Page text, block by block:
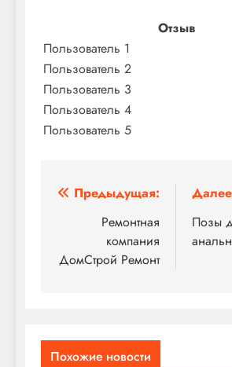
Отзыв
Пользователь 1
Пользователь 2
Пользователь 3
Пользователь 4
Пользователь 5
Навигация
записям
Предыдущая:
Ремонтная
компания
ДомСтрой Ремонт
Позы
Похожие новости